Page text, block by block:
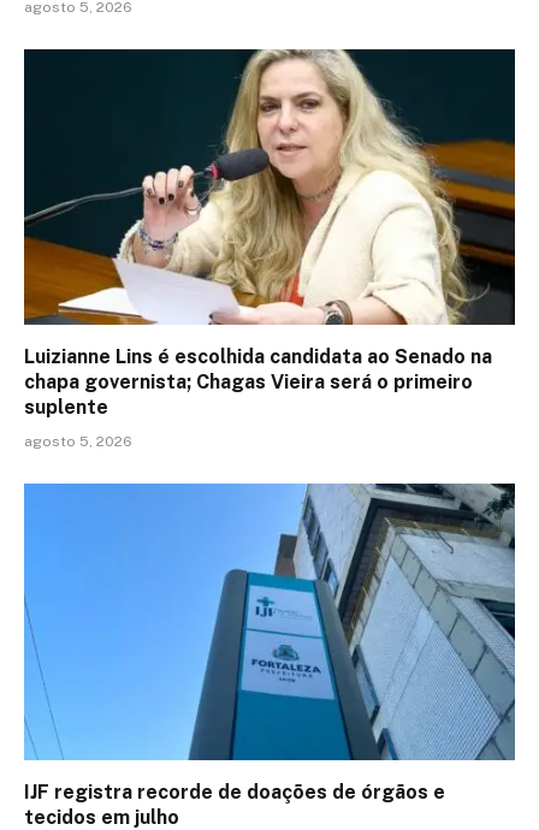
agosto 5, 2026
Luizianne Lins é escolhida candidata ao Senado na
chapa governista; Chagas Vieira será o primeiro
suplente
agosto 5, 2026
IJF registra recorde de doações de órgãos e
tecidos em julho